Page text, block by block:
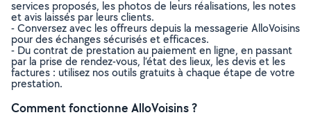
services proposés, les photos de leurs réalisations, les notes
et avis laissés par leurs clients.
- Conversez avec les offreurs depuis la messagerie AlloVoisins
pour des échanges sécurisés et efficaces.
- Du contrat de prestation au paiement en ligne, en passant
par la prise de rendez-vous, l’état des lieux, les devis et les
factures : utilisez nos outils gratuits à chaque étape de votre
prestation.
Comment fonctionne AlloVoisins ?